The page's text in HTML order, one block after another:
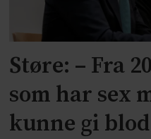
Støre: – Fra
som har sex
kunne gi blod